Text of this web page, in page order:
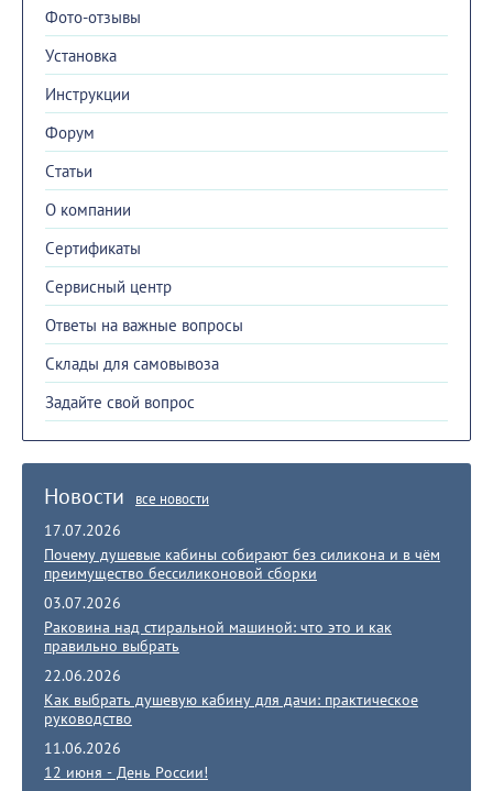
Фото-отзывы
Установка
Инструкции
Форум
Cтатьи
О компании
Сертификаты
Сервисный центр
Ответы на важные вопросы
Склады для самовывоза
Задайте свой вопрос
Новости все новости
17.07.2026
Почему душевые кабины собирают без силикона и в чём
преимущество бессиликоновой сборки
03.07.2026
Раковина над стиральной машиной: что это и как
правильно выбрать
22.06.2026
Как выбрать душевую кабину для дачи: практическое
руководство
11.06.2026
12 июня - День России!